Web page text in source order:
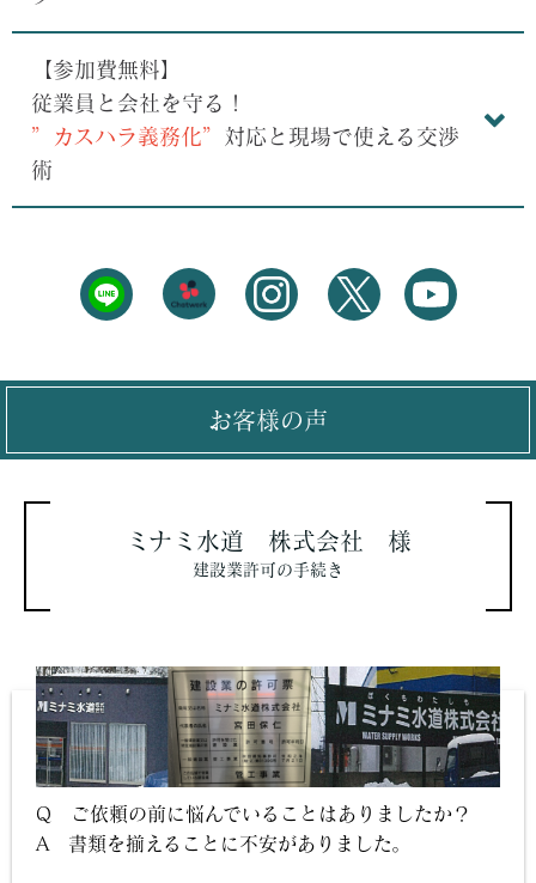
【参加費無料】
従業員と会社を守る！
”カスハラ義務化”
対応と現場で使える交渉
術
お客様の声
ミナミ水道 株式会社 様
建設業許可の手続き
Q ご依頼の前に悩んでいることはありましたか？
A 書類を揃えることに不安がありました。